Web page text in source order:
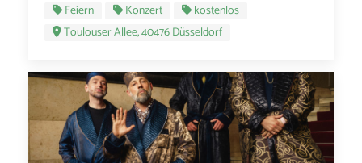
Feiern
Konzert
kostenlos
Toulouser Allee, 40476 Düsseldorf